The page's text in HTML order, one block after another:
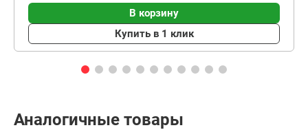
В корзину
Купить в 1 клик
Аналогичные товары